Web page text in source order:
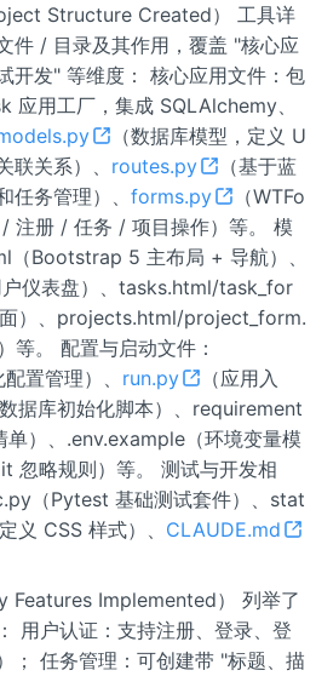
Structure Created） 工具详
件 / 目录及其作用，覆盖 "核心应
开发" 等维度： 核心应用文件：包
应用工厂，集成 SQLAlchemy、
（数据库模型，定义 U
关系）、 routes.py
（基于蓝
任务管理）、 forms.py
（WTFo
注册 / 任务 / 项目操作）等。 模
（Bootstrap 5 主布局 + 导航）、
仪表盘）、tasks.html/task_for
）、projects.html/project_form.
等。 配置与启动文件：
配置管理）、 run.py
（应用入
数据库初始化脚本）、requirement
）、.env.example（环境变量模
忽略规则）等。 测试与开发相
（Pytest 基础测试套件）、stat
CSS 样式）、 CLAUDE.md
Features Implemented） 列举了
用户认证：支持注册、登录、登
； 任务管理：可创建带 "标题、描